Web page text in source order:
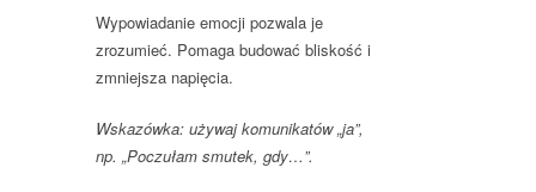
Wypowiadanie emocji pozwala je
zrozumieć. Pomaga budować bliskość i
zmniejsza napięcia.
Wskazówka: używaj komunikatów „ja”,
np. „Poczułam smutek, gdy…”.